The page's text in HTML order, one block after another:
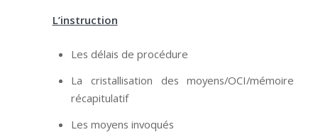
L’instruction
Les délais de procédure
La cristallisation des moyens/OCI/mémoire
récapitulatif
Les moyens invoqués